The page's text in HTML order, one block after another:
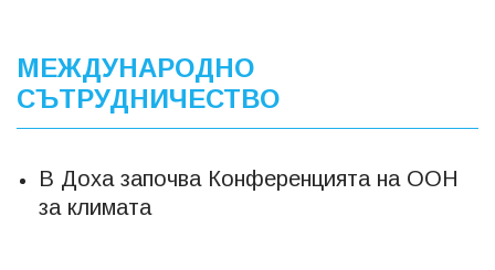
МЕЖДУНАРОДНО
СЪТРУДНИЧЕСТВО
В Доха започва Конференцията на ООН
за климата